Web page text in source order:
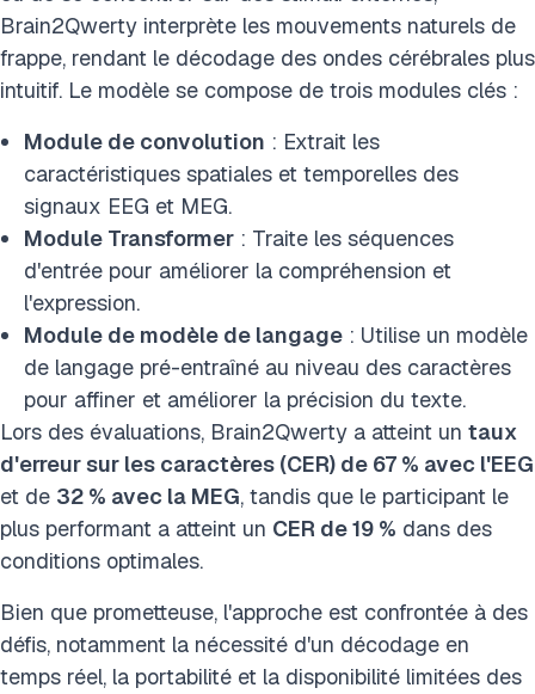
Brain2Qwerty interprète les mouvements naturels de
frappe, rendant le décodage des ondes cérébrales plus
intuitif. Le modèle se compose de trois modules clés :
Module de convolution : Extrait les
caractéristiques spatiales et temporelles des
signaux EEG et MEG.
Module Transformer : Traite les séquences
d'entrée pour améliorer la compréhension et
l'expression.
Module de modèle de langage : Utilise un modèle
de langage pré-entraîné au niveau des caractères
pour affiner et améliorer la précision du texte.
Lors des évaluations, Brain2Qwerty a atteint un taux
d'erreur sur les caractères (CER) de 67 % avec l'EEG
et de 32 % avec la MEG, tandis que le participant le
plus performant a atteint un CER de 19 % dans des
conditions optimales.
Bien que prometteuse, l'approche est confrontée à des
défis, notamment la nécessité d'un décodage en
temps réel, la portabilité et la disponibilité limitées des